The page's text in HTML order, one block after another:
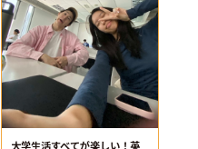
大学生活すべてが楽しい！英